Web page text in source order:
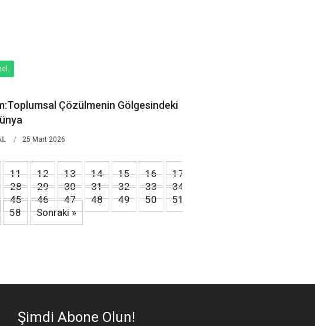
Çözülmenin Gölgesindeki
25 Mart 2026
11 12 13 14 15 16
17
28 29 30 31 32 33
34
45 46 47 48 49 50
51
58 Sonraki »
Şimdi Abone Olun!